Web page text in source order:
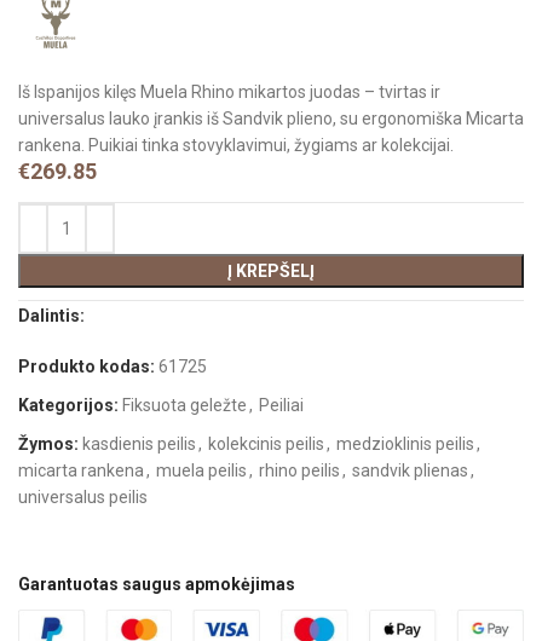
Iš Ispanijos kilęs Muela Rhino mikartos juodas – tvirtas ir
universalus lauko įrankis iš Sandvik plieno, su ergonomiška Micarta
rankena. Puikiai tinka stovyklavimui, žygiams ar kolekcijai.
€269.85
Į KREPŠELĮ
Dalintis:
Produkto kodas:61725
Kategorijos: Fiksuota geležte, Peiliai
Žymos: kasdienis peilis, kolekcinis peilis, medzioklinis peilis,
micarta rankena, muela peilis, rhino peilis, sandvik plienas,
universalus peilis
Garantuotas saugus apmokėjimas